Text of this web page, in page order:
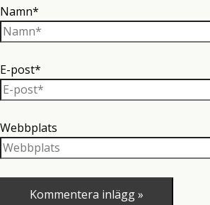
Namn*
E-post*
Webbplats